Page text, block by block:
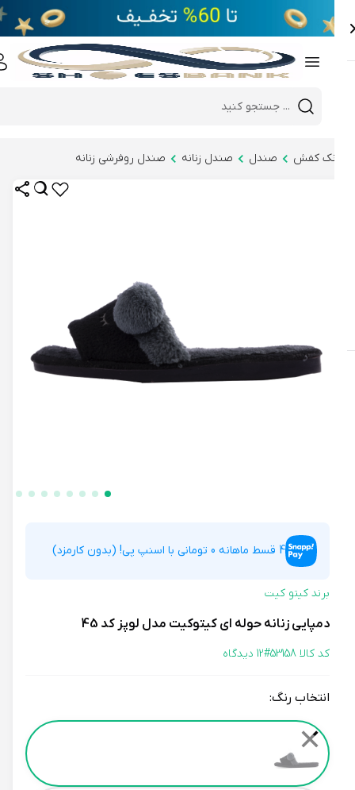
Mobile header search
e
کفش صندل صندل زنانه صندل روفرشی زنانه
4 قسط ماهانه 0 تومانی با اسنپ پی! (بدون کارمزد)
برند کیتو کیت
دمپایی زنانه حوله ای کیتوکیت مدل لوپز کد 45
کد کالا 53158# 12 دیدگاه
انتخاب رنگ:
Color
✕